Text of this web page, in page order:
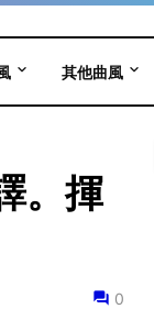
其他曲風
。揮
0